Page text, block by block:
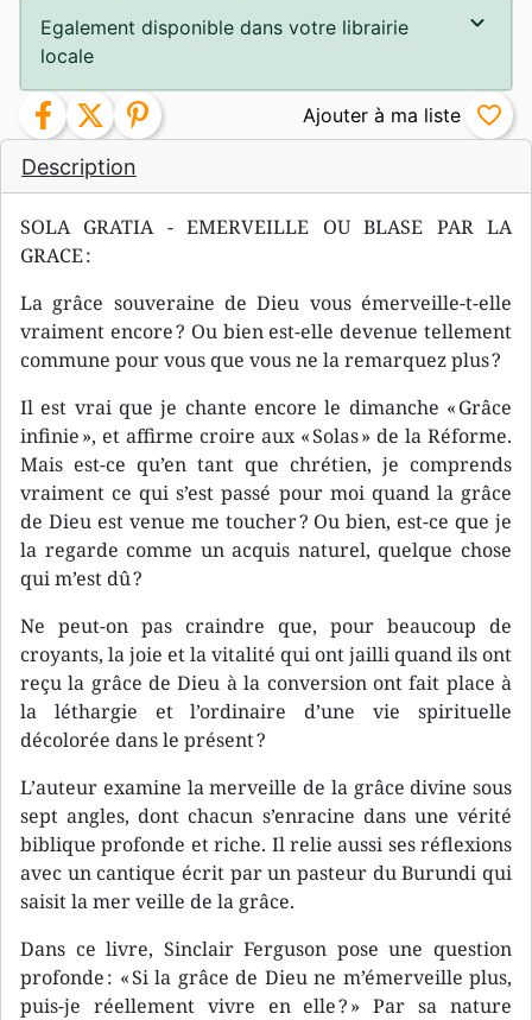
Description
SOLA GRATIA - EMERVEILLE OU BLASE PAR LA
GRACE :
La grâce souveraine de Dieu vous émerveille-t-elle
vraiment encore ? Ou bien est-elle devenue tellement
commune pour vous que vous ne la remarquez plus ?
Il est vrai que je chante encore le dimanche « Grâce
infinie », et affirme croire aux « Solas » de la Réforme.
Mais est-ce qu’en tant que chrétien, je comprends
vraiment ce qui s’est passé pour moi quand la grâce
de Dieu est venue me toucher ? Ou bien, est-ce que je
la regarde comme un acquis naturel, quelque chose
qui m’est dû ?
Ne peut-on pas craindre que, pour beaucoup de
croyants, la joie et la vitalité qui ont jailli quand ils ont
reçu la grâce de Dieu à la conversion ont fait place à
la léthargie et l’ordinaire d’une vie spirituelle
décolorée dans le présent ?
L’auteur examine la merveille de la grâce divine sous
sept angles, dont chacun s’enracine dans une vérité
biblique profonde et riche. Il relie aussi ses réflexions
avec un cantique écrit par un pasteur du Burundi qui
saisit la mer veille de la grâce.
Dans ce livre, Sinclair Ferguson pose une question
profonde : « Si la grâce de Dieu ne m’émerveille plus,
puis-je réellement vivre en elle ? » Par sa nature
Egalement disponible dans votre librairie
locale
facebook twitter pinterest favorite_border